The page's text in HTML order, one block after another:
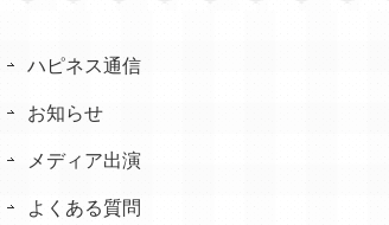
ハピネス通信
お知らせ
メディア出演
よくある質問